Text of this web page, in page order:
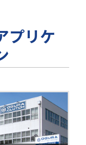
プリケ